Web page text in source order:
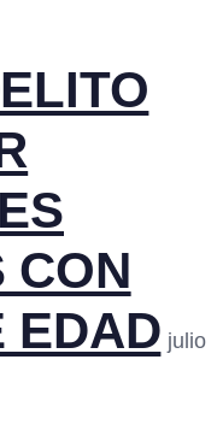
CON
EDAD julio